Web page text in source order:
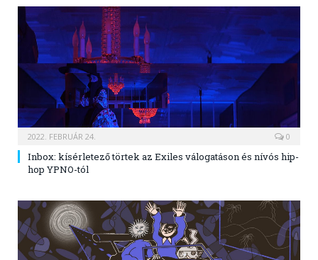
2022. FEBRUÁR 24. 0
Inbox: kísérletező törtek az Exiles válogatáson és nívós hip-
hop YPNO-tól